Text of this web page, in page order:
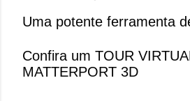
Uma potente ferramenta
Confira um TOUR
MATTERPORT 3D